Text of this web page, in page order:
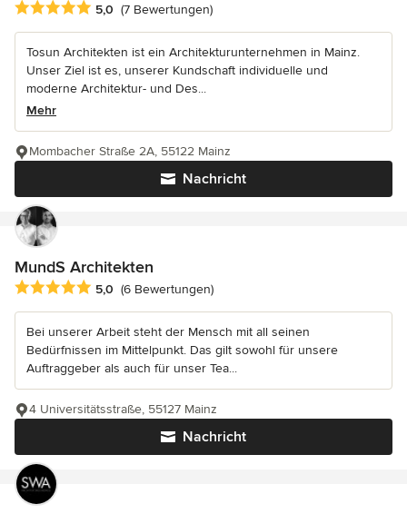
Durchschnittliche Bewertung: 5 von 5 Sternen
5,0 (7 Bewertungen)
Tosun Architekten ist ein Architekturunternehmen in Mainz.
Unser Ziel ist es, unserer Kundschaft individuelle und
moderne Architektur- und Des...
Mehr
Nachricht
Mombacher Straße 2A, 55122 Mainz
MundS Architekten
Durchschnittliche Bewertung: 5 von 5 Sternen
5,0 (6 Bewertungen)
Bei unserer Arbeit steht der Mensch mit all seinen
Bedürfnissen im Mittelpunkt. Das gilt sowohl für unsere
Auftraggeber als auch für unser Tea...
Nachricht
4 Universitätsstraße, 55127 Mainz